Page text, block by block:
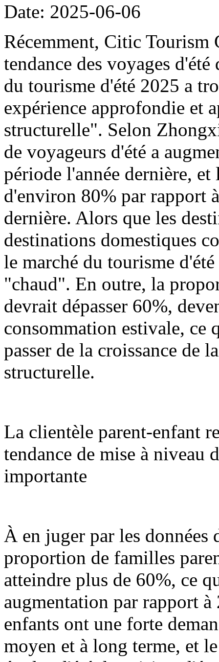
Date: 2025-06-06
Récemment, Citic
tendance des voyages
du tourisme d'été 2025 a
expérience approfondie et
structurelle". Selon
de voyageurs d'été a
période l'année dernière,
d'environ 80% par rapport
dernière. Alors que les
destinations domestiques
le marché du tourisme
"chaud". En outre, la
devrait dépasser 60%,
consommation estivale, ce
passer de la croissance de
structurelle.
La clientèle parent-enfant
tendance de mise à niveau
importante
À en juger par les
proportion de familles
atteindre plus de 60%, ce
augmentation par rapport à
enfants ont une forte
moyen et à long terme, et